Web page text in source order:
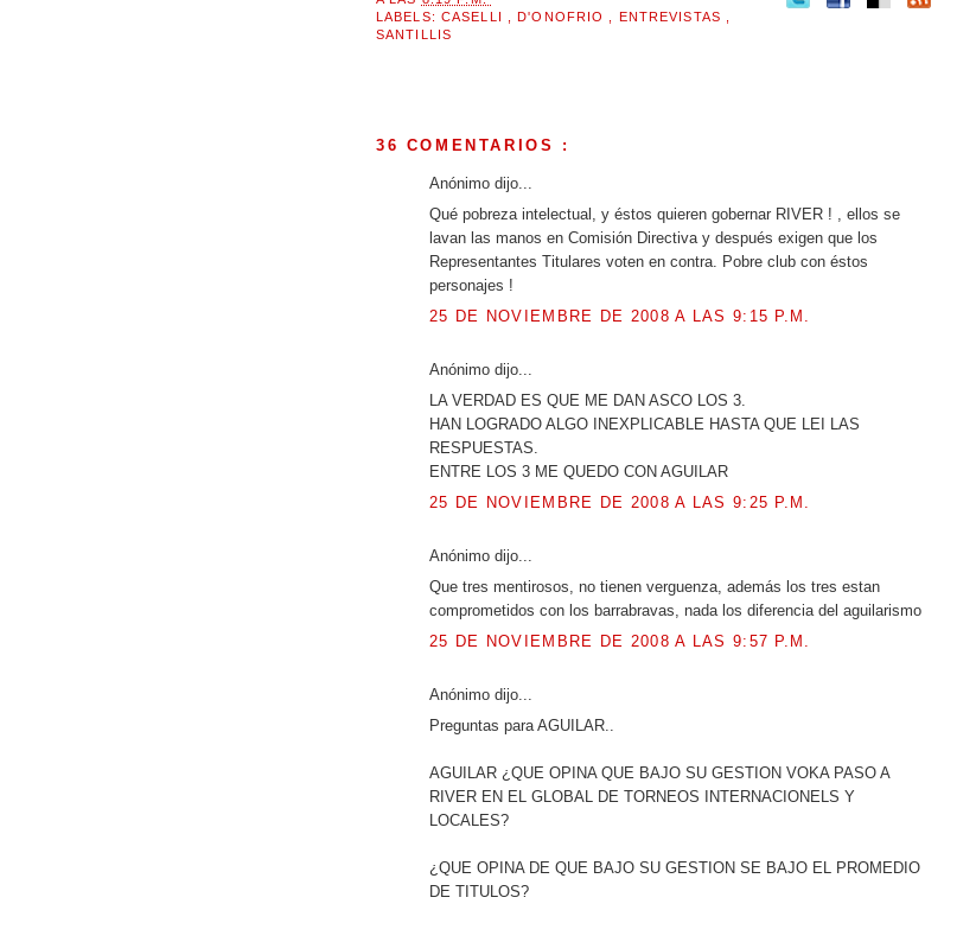
LABELS: CASELLI ,D'ONOFRIO ENTREVISTAS
SANTILLIS
36 COMENTARIOS :
Anónimo dijo...
Qué pobreza intelectual, y éstos quieren gobernar RIVER ! , ellos se
lavan las manos en Comisión Directiva y después exigen que los
Representantes Titulares voten en contra. Pobre club con éstos
personajes !
25 DE NOVIEMBRE DE 2008 A LAS 9:15 P.M.
Anónimo dijo...
LA VERDAD ES QUE ME DAN ASCO LOS 3.
HAN LOGRADO ALGO INEXPLICABLE HASTA QUE LEI LAS
RESPUESTAS.
ENTRE LOS 3 ME QUEDO CON AGUILAR
25 DE NOVIEMBRE DE 2008 A LAS 9:25 P.M.
Anónimo dijo...
Que tres mentirosos, no tienen verguenza, además los tres estan
comprometidos con los barrabravas, nada los diferencia del aguilarismo
25 DE NOVIEMBRE DE 2008 A LAS 9:57 P.M.
Anónimo dijo...
Preguntas para AGUILAR..
AGUILAR ¿QUE OPINA QUE BAJO SU GESTION VOKA PASO A
RIVER EN EL GLOBAL DE TORNEOS INTERNACIONELS Y
LOCALES?
¿QUE OPINA DE QUE BAJO SU GESTION SE BAJO EL PROMEDIO
DE TITULOS?